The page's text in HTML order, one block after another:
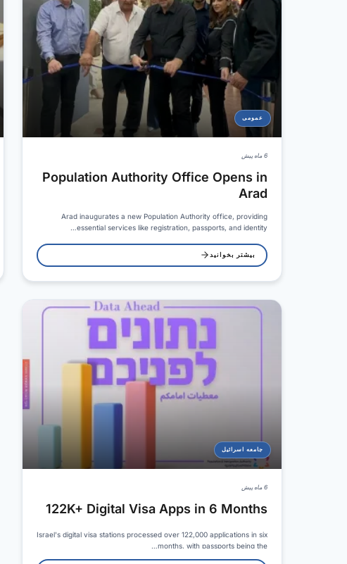
عمومی
6 ماه پیش
Population Authority Office Opens in
Arad
Arad inaugurates a new Population Authority office, providing
essential services like registration, passports, and identity…
بیشتر بخوانید
جامعه اسرائیل
6 ماه پیش
122K+ Digital Visa Apps in 6 Months
Israel's digital visa stations processed over 122,000 applications in six
months, with passports being the…